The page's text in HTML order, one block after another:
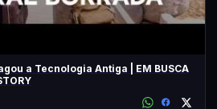
a Tecnologia Antiga | EM BUSCA